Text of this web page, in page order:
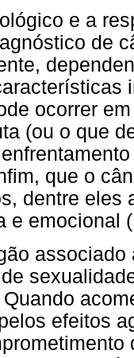
e a
de
ocorrer
(ou o que
que o
dentre eles
e emocional
efeitos